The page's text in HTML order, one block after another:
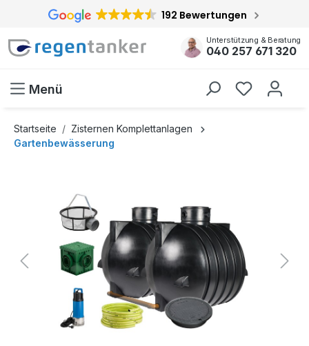
springen 192 Bewertungen
Unterstützung & Beratung
040 257 671 320
Menü
Startseite
Zisternen Komplettanlagen
Gartenbewässerung